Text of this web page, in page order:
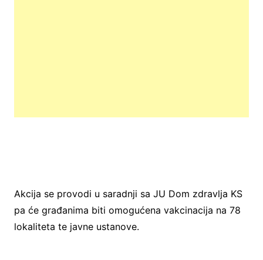
Akcija se provodi u saradnji sa JU Dom zdravlja KS
pa će građanima biti omogućena vakcinacija na 78
lokaliteta te javne ustanove.